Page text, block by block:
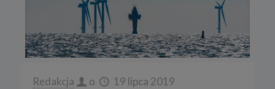
Redakcja o 19 lipca 2019